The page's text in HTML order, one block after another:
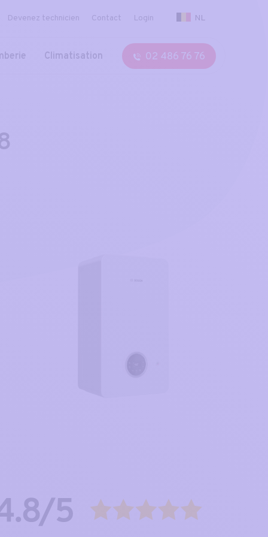
Devenez technicien Contact Login NL
Climatisation 02 486 76 76